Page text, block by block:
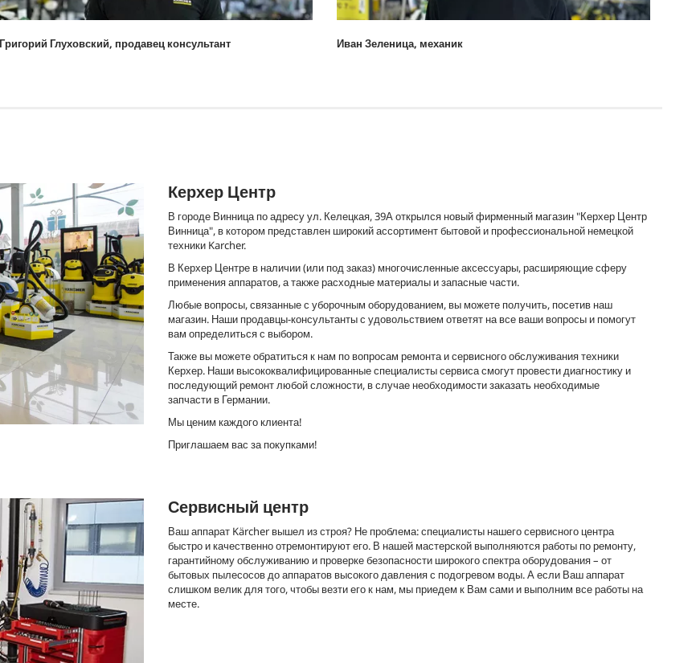
Григорий Глуховский, продавец консультант Иван Зеленица, механик
Керхер Центр
В городе Винница по адресу ул. Келецкая, 39А открылся новый фирменный магазин "Керхер Центр
Винница", в котором представлен широкий ассортимент бытовой и профессиональной немецкой
техники Karcher.
В Керхер Центре в наличии (или под заказ) многочисленные аксессуары, расширяющие сферу
применения аппаратов, а также расходные материалы и запасные части.
Любые вопросы, связанные с уборочным оборудованием, вы можете получить, посетив наш
магазин. Наши продавцы-консультанты с удовольствием ответят на все ваши вопросы и помогут
вам определиться с выбором.
Также вы можете обратиться к нам по вопросам ремонта и сервисного обслуживания техники
Керхер. Наши высококвалифицированные специалисты сервиса смогут провести диагностику и
последующий ремонт любой сложности, в случае необходимости заказать необходимые
запчасти в Германии.
Мы ценим каждого клиента!
Приглашаем вас за покупками!
Сервисный центр
Ваш аппарат Kärcher вышел из строя? Не проблема: специалисты нашего сервисного центра
быстро и качественно отремонтируют его. В нашей мастерской выполняются работы по ремонту,
гарантийному обслуживанию и проверке безопасности широкого спектра оборудования – от
бытовых пылесосов до аппаратов высокого давления с подогревом воды. А если Ваш аппарат
слишком велик для того, чтобы везти его к нам, мы приедем к Вам сами и выполним все работы на
месте.